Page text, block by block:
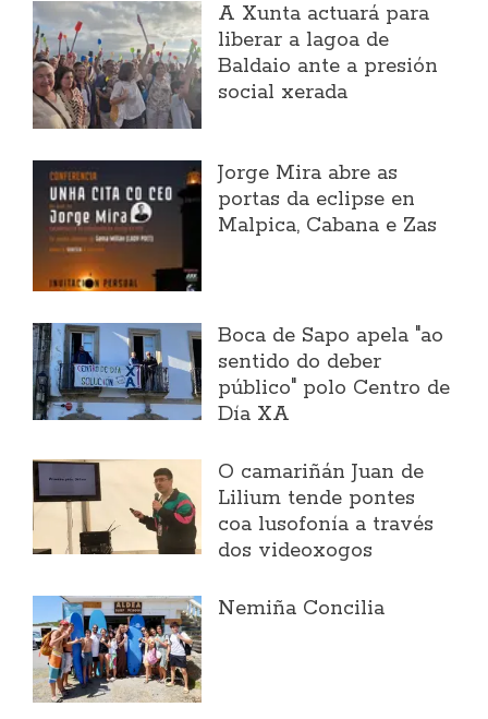
A Xunta actuará para
liberar a lagoa de
Baldaio ante a presión
social xerada
Jorge Mira abre as
portas da eclipse en
Malpica, Cabana e Zas
Boca de Sapo apela "ao
sentido do deber
público" polo Centro de
Día XA
O camariñán Juan de
Lilium tende pontes
coa lusofonía a través
dos videoxogos
Nemiña Concilia